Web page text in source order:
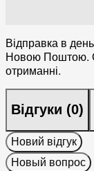
Відправка в
Новою Поштою.
отриманні.
Відгуки (0)
Новий відгук
Новый вопрос